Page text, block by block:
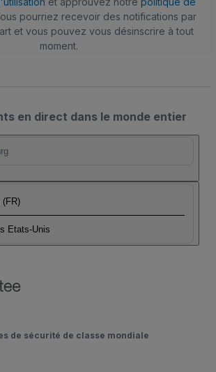
pourriez recevoir des notifications par
et vous pouvez vous désinscrire à tout
moment.
en direct dans le monde entier
(FR)
Etats-Unis
de sécurité de classe mondiale